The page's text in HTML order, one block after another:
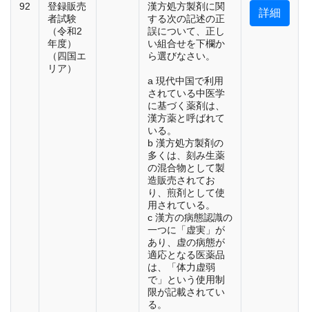
92
登録販売
者試験
（令和2
年度）
（四国エ
リア）
漢方処方製剤に関
する次の記述の正
誤について、正し
い組合せを下欄か
ら選びなさい。
a 現代中国で利用
されている中医学
に基づく薬剤は、
漢方薬と呼ばれて
いる。
b 漢方処方製剤の
多くは、刻み生薬
の混合物として製
造販売されてお
り、煎剤として使
用されている。
c 漢方の病態認識の
一つに「虚実」が
あり、虚の病態が
適応となる医薬品
は、「体力虚弱
で」という使用制
限が記載されてい
る。
詳細